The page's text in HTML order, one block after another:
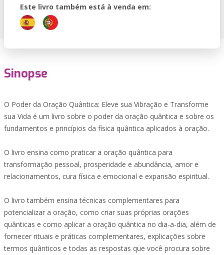
Este livro também está à venda em:
Sinopse
O Poder da Oração Quântica: Eleve sua Vibração e Transforme
sua Vida é um livro sobre o poder da oração quântica e sobre os
fundamentos e princípios da física quântica aplicados à oração.
O livro ensina como praticar a oração quântica para
transformação pessoal, prosperidade e abundância, amor e
relacionamentos, cura física e emocional e expansão espiritual.
O livro também ensina técnicas complementares para
potencializar a oração, como criar suas próprias orações
quânticas e como aplicar a oração quântica no dia-a-dia, além de
fornecer rituais e práticas complementares, explicações sobre
termos quânticos e todas as respostas que você procura sobre